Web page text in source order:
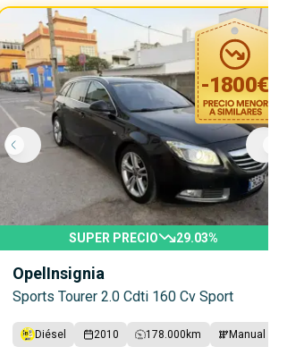
-1800€
SUPER PRECIO 29.03%
Opel Insignia
Sports Tourer 2.0 Cdti 160 Cv Sport
Diésel 2010 178.000 km Manual